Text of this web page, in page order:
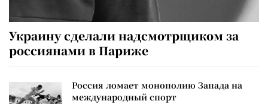
Украину сделали надсмотрщиком за
россиянами в Париже
Россия ломает монополию Запада на
международный спорт